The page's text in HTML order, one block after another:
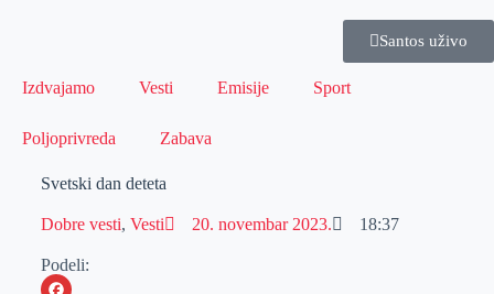
Santos uživo
Izdvajamo Vesti Emisije Sport
Poljoprivreda Zabava
Svetski dan deteta
Dobre vesti, Vesti 20. novembar 2023. 18:37
Podeli: